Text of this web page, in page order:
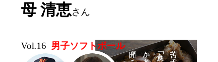
母 清恵さん
Vol.16 男子ソフトボール